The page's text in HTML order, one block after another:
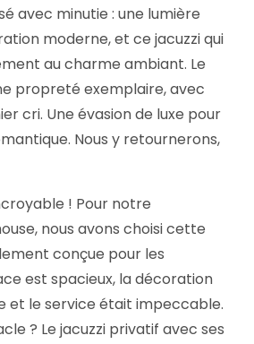
avec minutie : une lumière
moderne, et ce jacuzzi qui
au charme ambiant. Le
propreté exemplaire, avec
cri. Une évasion de luxe pour
Nous y retournerons,
! Pour notre
nous avons choisi cette
conçue pour les
est spacieux, la décoration
et le service était impeccable.
? Le jacuzzi privatif avec ses